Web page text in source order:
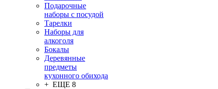
Подарочные
наборы с посудой
Тарелки
Наборы для
алкоголя
Бокалы
Деревянные
предметы
кухонного обихода
+ ЕЩЕ 8